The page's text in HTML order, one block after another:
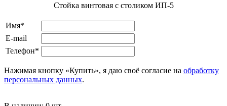
Стойка винтовая с столиком ИП-5
Имя*
E-mail
Телефон*
Нажимая кнопку «Купить», я даю своё согласие на обработку
персональных данных.